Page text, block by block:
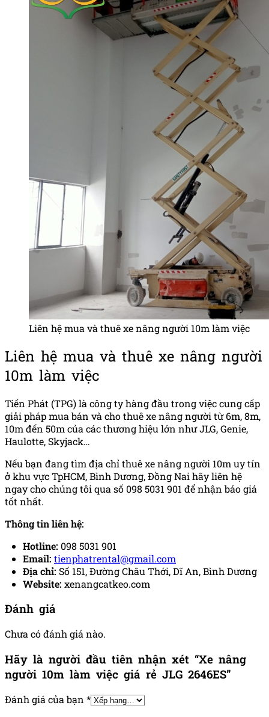
Liên hệ mua và thuê xe nâng người 10m làm việc
Liên hệ mua và thuê xe nâng người
10m làm việc
Tiến Phát (TPG) là công ty hàng đầu trong việc cung cấp
giải pháp mua bán và cho thuê xe nâng người từ 6m, 8m,
10m đến 50m của các thương hiệu lớn như JLG, Genie,
Haulotte, Skyjack…
Nếu bạn đang tìm địa chỉ thuê xe nâng người 10m uy tín
ở khu vực TpHCM, Bình Dương, Đồng Nai hãy liên hệ
ngay cho chúng tôi qua số 098 5031 901 để nhận báo giá
tốt nhất.
Thông tin liên hệ:
Hotline: 098 5031 901
Email: tienphatrental@gmail.com
Địa chỉ: Số 151, Đường Châu Thới, Dĩ An, Bình Dương
Website: xenangcatkeo.com
Đánh giá
Chưa có đánh giá nào.
Hãy là người đầu tiên nhận xét “Xe nâng
người 10m làm việc giá rẻ JLG 2646ES”
Đánh giá của bạn *